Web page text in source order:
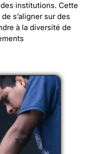
institutions. Cette
s’aligner sur des
à la diversité de